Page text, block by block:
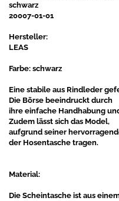
schwarz
20007-01-01
Hersteller:
LEAS
Farbe: schwarz
Eine stabile aus Rindleder
Die Börse beeindruckt durch
ihre einfache Handhabung
Zudem lässt sich das Model,
aufgrund seiner
der Hosentasche tragen.
Material:
Die Scheintasche ist aus